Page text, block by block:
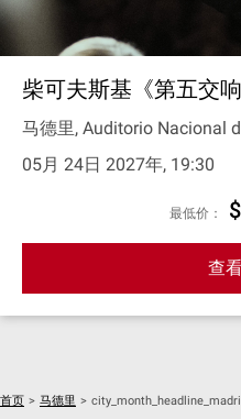
柴可夫斯基《第五交
马德里, Auditorio Nacional
05月 24日 2027年, 19:30
最低价：
查
首页 > 马德里 >